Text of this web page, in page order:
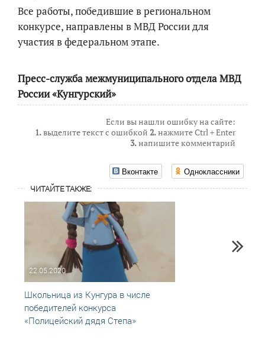
Все работы, победившие в региональном
конкурсе, направлены в МВД России для
участия в федеральном этапе.
Пресс-служба межмуниципального отдела МВД
России «Кунгурский»
Если вы нашли ошибку на сайте:
1.выделите текст с ошибкой 2.нажмите Ctrl + Enter
3.напишите комментарий
Вконтакте Одноклассники
ЧИТАЙТЕ ТАКЖЕ:
22.05.2020
Школьница из Кунгура в числе
победителей конкурса
«Полицейский дядя Степа»